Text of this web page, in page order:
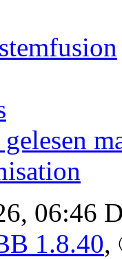
06:46
1.8.40,